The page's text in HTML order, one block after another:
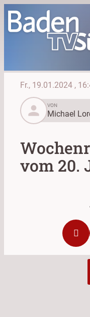
Fr., 19.01.2024 ,
person
VON
Michael
vom 20.